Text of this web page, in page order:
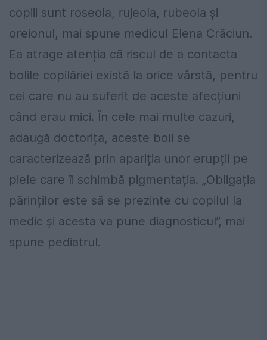
copiii sunt roseola, rujeola, rubeola și
oreionul, mai spune medicul Elena Crăciun.
Ea atrage atenția că riscul de a contacta
bolile copilăriei există la orice vârstă, pentru
cei care nu au suferit de aceste afecțiuni
când erau mici. În cele mai multe cazuri,
adaugă doctorița, aceste boli se
caracterizează prin apariția unor erupții pe
piele care îi schimbă pigmentația. „Obligația
părinților este să se prezinte cu copilul la
medic și acesta va pune diagnosticul”, mai
spune pediatrul.